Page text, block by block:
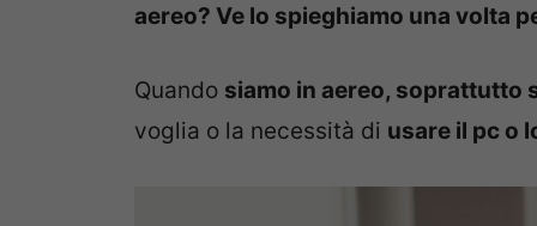
aereo? Ve lo spieghiamo una volta
Quando siamo in aereo, soprattutto
voglia o la necessità di usare il pc o